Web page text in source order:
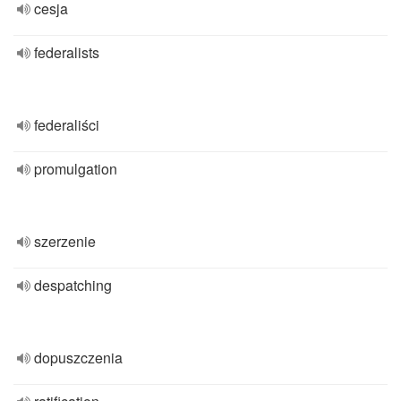
cesja
federalists
federaliści
promulgation
szerzenie
despatching
dopuszczenia